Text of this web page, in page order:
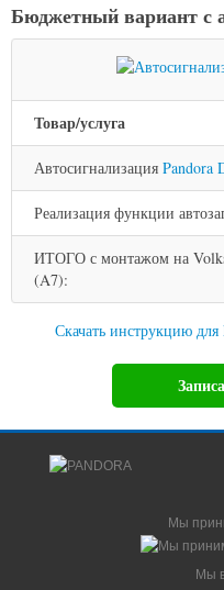
Бюджетный вариант с
Товар/услуга
Автосигнализация Pandora
Реализация функции
ИТОГО с монтажом на
(A7):
Скачать инструкцию для
Мы
Мы